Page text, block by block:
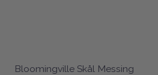
Bloomingville Skål Messing